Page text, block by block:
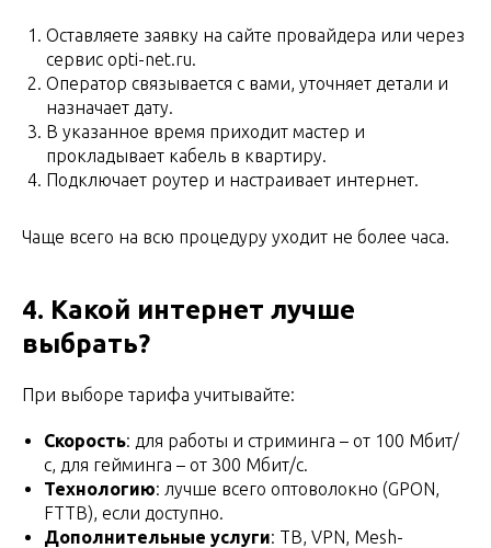
Оставляете заявку на сайте провайдера или через
сервис opti-net.ru.
Оператор связывается с вами, уточняет детали и
назначает дату.
В указанное время приходит мастер и
прокладывает кабель в квартиру.
Подключает роутер и настраивает интернет.
Чаще всего на всю процедуру уходит не более часа.
4. Какой интернет лучше
выбрать?
При выборе тарифа учитывайте:
Скорость: для работы и стриминга – от 100 Мбит/
с, для гейминга – от 300 Мбит/с.
Технологию: лучше всего оптоволокно (GPON,
FTTB), если доступно.
Дополнительные услуги: ТВ, VPN, Mesh-